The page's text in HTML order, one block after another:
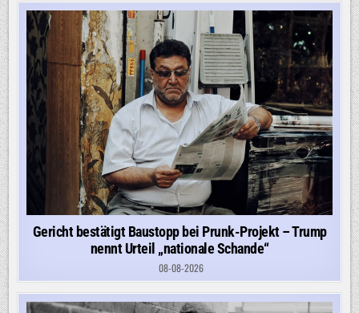
Gericht bestätigt Baustopp bei Prunk-Projekt – Trump
nennt Urteil „nationale Schande“
08-08-2026